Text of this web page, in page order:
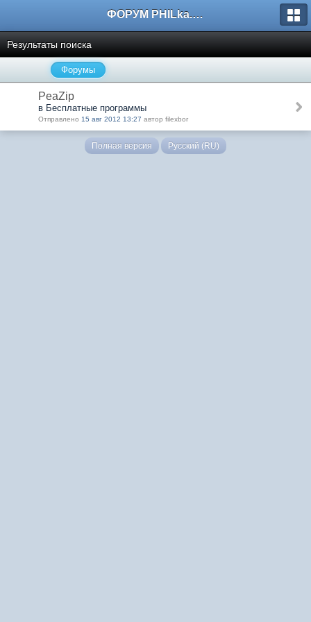
ФОРУМ PHILka.RU
Результаты поиска
Форумы
PeaZip
в Бесплатные программы
Отправлено 15 авг 2012 13:27 автор filexbor
Полная версия Русский (RU)